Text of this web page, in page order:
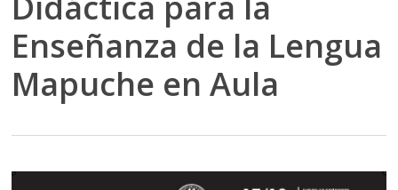
Enseñanza de la Lengua
Mapuche en Aula